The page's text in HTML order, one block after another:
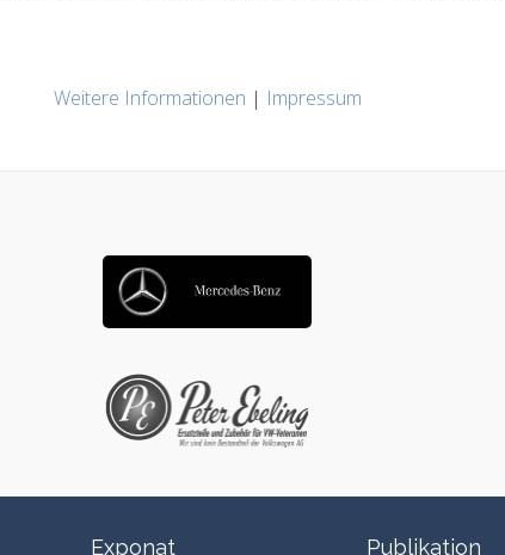
Exponat Publikation
Weitere Informationen | Impressum